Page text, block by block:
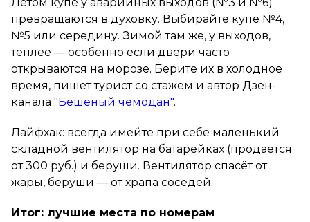
превращаются в духовку. Выбирайте купе №4,
№5 или середину. Зимой там же, у выходов,
теплее — особенно если двери часто
открываются на морозе. Берите их в холодное
время, пишет турист со стажем и автор Дзен-
канала "Бешеный чемодан".
Лайфхак: всегда имейте при себе маленький
складной вентилятор на батарейках (продаётся
от 300 руб.) и беруши. Вентилятор спасёт от
жары, беруши — от храпа соседей.
Итог: лучшие места по номерам